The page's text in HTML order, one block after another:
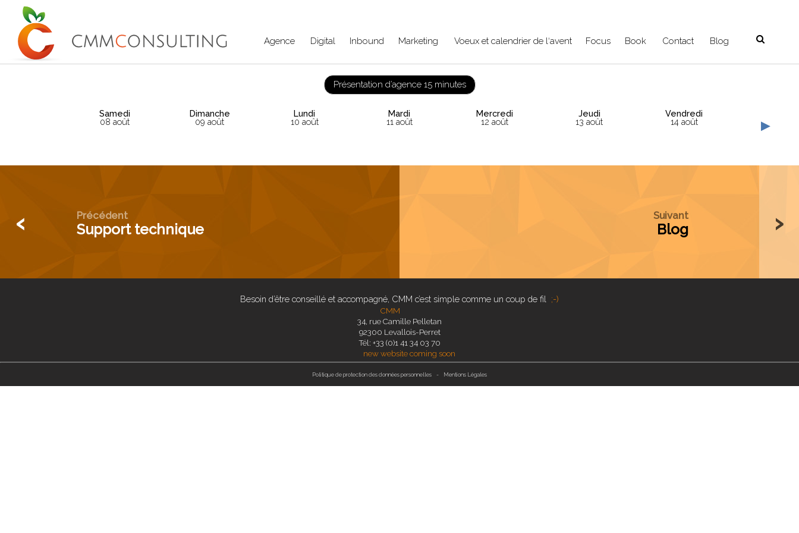
Agence Digital Inbound Marketing Voeux et calendrier de l‘avent Focus Book Contact Blog
Présentation d’agence 15 minutes
◂
Samedi
08 août
Dimanche
09 août
Lundi
10 août
Mardi
11 août
Mercredi
12 août
Jeudi
13 août
Vendredi
14 août
‹ Précédent
Support technique ›
Suivant
Blog
Besoin d’être conseillé et accompagné, CMM c’est simple comme un coup de fil ;-)
34, rue Camille Pelletan
92300 Levallois-Perret
Tél: +33 (0)1 41 34 03 70
Politique de protection des données personnelles - Mentions Légales